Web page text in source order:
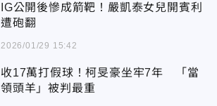
IG公開後慘成箭靶！嚴凱泰女兒開賓利
遭砲翻
2026/01/29 15:42
收17萬打假球！柯旻豪坐牢7年 「當
領頭羊」被判最重